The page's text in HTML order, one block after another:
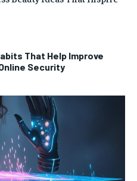
That Help Improve
Security